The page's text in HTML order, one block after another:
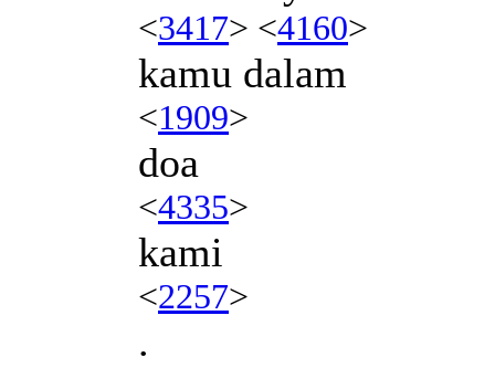
<3417> <4160>
kamu dalam
<1909>
doa
<4335>
kami
<2257>
.